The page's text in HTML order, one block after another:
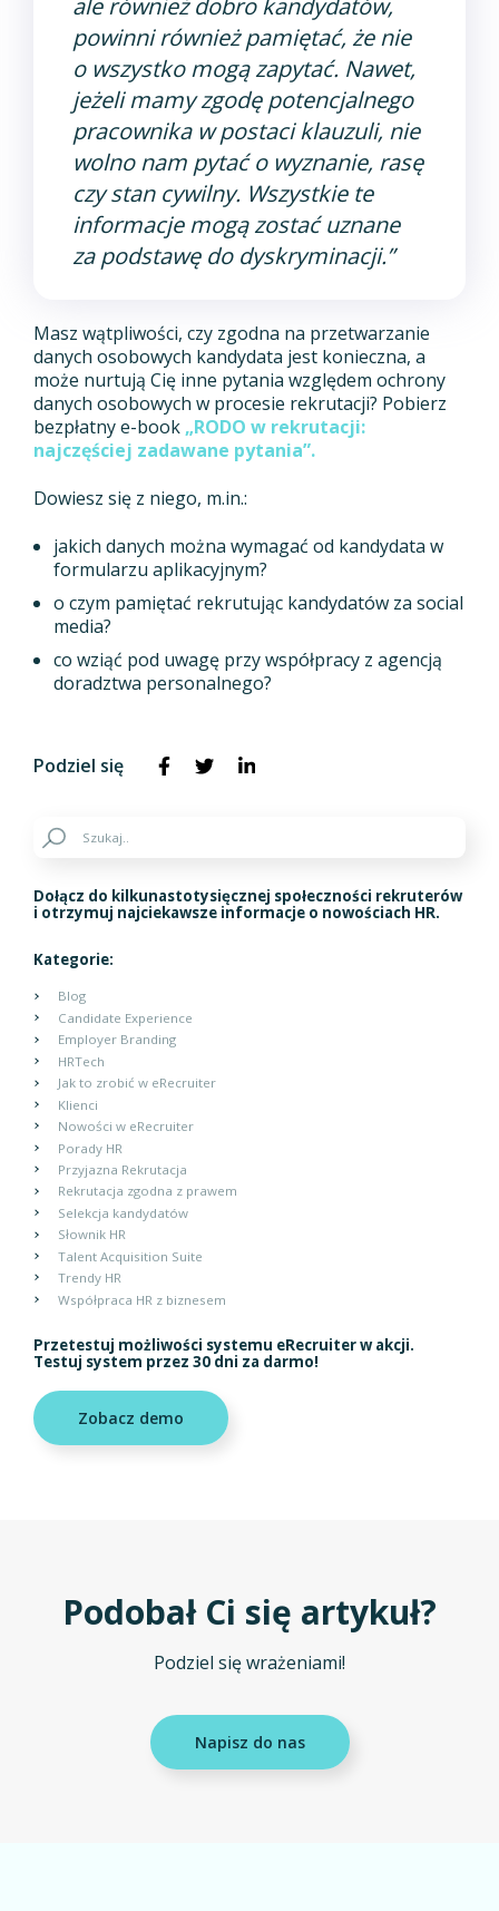
powinni również pamiętać, że nie
o wszystko mogą zapytać. Nawet,
jeżeli mamy zgodę potencjalnego
pracownika w postaci klauzuli, nie
wolno nam pytać o wyznanie, rasę
czy stan cywilny. Wszystkie te
informacje mogą zostać uznane
za podstawę do dyskryminacji.”
Masz wątpliwości, czy zgodna na przetwarzanie
danych osobowych kandydata jest konieczna, a
może nurtują Cię inne pytania względem ochrony
danych osobowych w procesie rekrutacji? Pobierz
bezpłatny e-book „RODO w rekrutacji:
najczęściej zadawane pytania”.
Dowiesz się z niego, m.in.:
jakich danych można wymagać od kandydata w
formularzu aplikacyjnym?
o czym pamiętać rekrutując kandydatów za social
media?
co wziąć pod uwagę przy współpracy z agencją
doradztwa personalnego?
Podziel się
Dołącz do kilkunastotysięcznej społeczności rekruterów
i otrzymuj najciekawsze informacje o nowościach HR.
Kategorie:
Blog
Candidate Experience
Employer Branding
HRTech
Jak to zrobić w eRecruiter
Klienci
Nowości w eRecruiter
Porady HR
Przyjazna Rekrutacja
Rekrutacja zgodna z prawem
Selekcja kandydatów
Słownik HR
Talent Acquisition Suite
Trendy HR
Współpraca HR z biznesem
Przetestuj możliwości systemu eRecruiter w akcji.
Testuj system przez 30 dni za darmo!
Zobacz demo
Podobał Ci się artykuł?
Podziel się wrażeniami!
Napisz do nas